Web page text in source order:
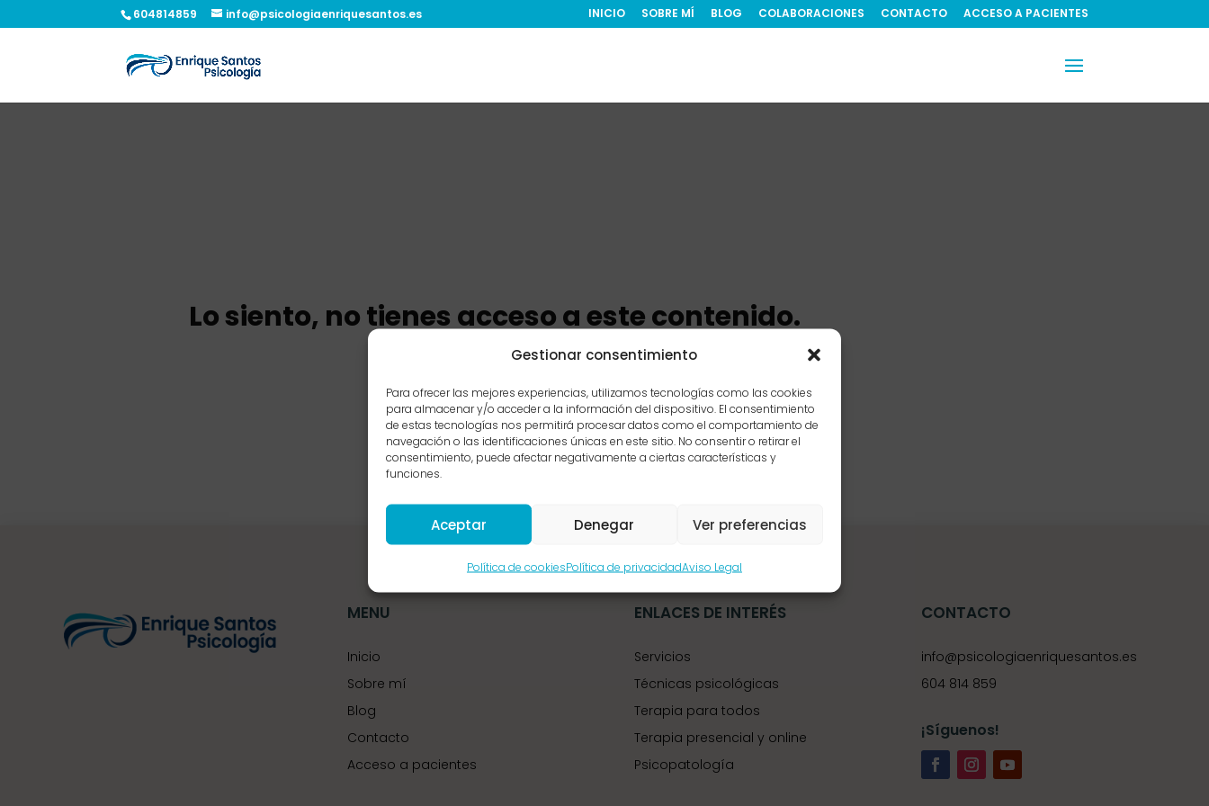
Gestionar consentimiento
Para ofrecer las mejores experiencias, utilizamos tecnologías como las cookies
para almacenar y/o acceder a la información del dispositivo. El consentimiento
de estas tecnologías nos permitirá procesar datos como el comportamiento de
navegación o las identificaciones únicas en este sitio. No consentir o retirar el
consentimiento, puede afectar negativamente a ciertas características y
funciones.
Aceptar Denegar Ver preferencias
Política de cookiesPolítica de privacidadAviso Legal
604814859 info@psicologiaenriquesantos.es INICIO SOBRE MÍ BLOG COLABORACIONES CONTACTO ACCESO A PACIENTES
Lo siento, no tienes acceso a este contenido.
MENU
Inicio
Sobre mí
Blog
Contacto
Acceso a pacientes
ENLACES DE INTERÉS
Servicios
Técnicas psicológicas
Terapia para todos
Terapia presencial y online
Psicopatología
CONTACTO
info@psicologiaenriquesantos.es
604 814 859
¡Síguenos!